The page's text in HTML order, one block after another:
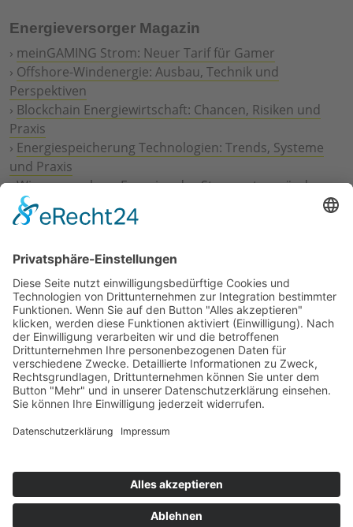
Energieversorger Magazin
› meinGAMING Strom: Neuer Tarif für Gamer
› Offshore-Windenergie: Ausbau, Technik und
Perspektiven
› Blockchain Energiewirtschaft: Chancen, Risiken und
Praxis
› Energiespeicherung Technologien: Trends, Systeme
und Praxis
›Wie erneuerbare Energien das Stromnetz verändern
Digitalisierung Energiewirtschaft: Effizienz, Netze und
Prozesse
Geschäftsmodelle
›Vorstandswechsel Westenergie: Böddeling übernimmt
befristet
›Wasserstoff-Hochlauf: Dialog, Infrastruktur und
konkrete Schritte
›Solaranlage Regenbogenfarben: FC St. Pauli und
LichtBlick installieren erste weltweite Anlage
Jetzt an der STUDIE360 teilnehmen
Wir möchten Transparenz mit einheitlichen Kriterien
kostenlose Teilnahme wichtig. Die Ergebnisse werden
umgehend nach Teilnahme und Auswertung auf
unserer Webseite zur Verfügung gestellt.